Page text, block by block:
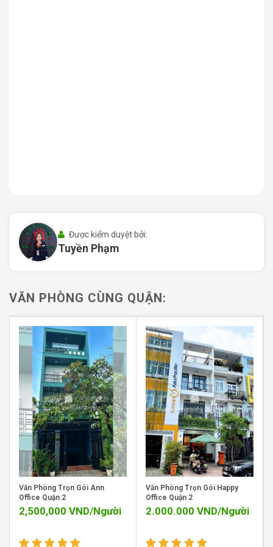
không gian mở, hiện đại và linh hoạt, đáp ứng đầy đủ
nhu cầu sử dụng của các doanh nghiệp từ nhỏ đến vừa.
Với diện tích đa dạng từ 10 m² đến 35 m², bạn có thể dễ
dàng lựa chọn không gian phù hợp với số lượng nhân
các thiết bị văn phòng cần thiết như bàn làm việc, tủ hồ
sơ, máy in, máy photocopy, internet tốc độ cao và hệ
Điểm nổi bật của Regus Worc@Q2 chính là sự linh hoạt
trong cách bố trí không gian. Bạn có thể lựa chọn các
loại phòng riêng biệt với số lượng chỗ ngồi từ 2, 4, 7, 10
đến 15 người. Mỗi phòng đều được trang bị đầy đủ tiện
nghi, giúp tối ưu hóa không gian làm việc, mang lại sự
thoải mái và hiệu quả cao cho người sử dụng. Môi
trường làm việc tại Regus Worc@Q2 mang lại một
không gian chuyên nghiệp, đầy cảm hứng, lý tưởng cho
những ai đang tìm kiếm một nơi làm việc đẳng cấp tại
khu vực Quận 2.
Được kiểm duyệt bởi:
Tuyền Phạm
VĂN PHÒNG CÙNG QUẬN:
Văn Phòng Trọn Gói Ann
Office Quận 2
2,500,000 VND/Người
Văn Phòng Trọn Gói Happy
Office Quận 2
2.000.000 VND/Người